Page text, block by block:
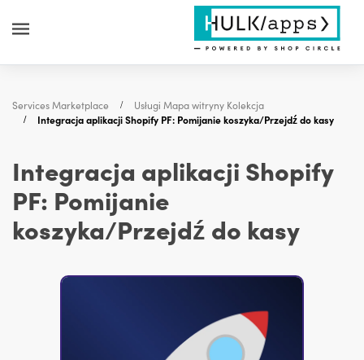
Services Marketplace
Usługi Mapa witryny Kolekcja
Integracja aplikacji Shopify PF: Pomijanie koszyka/Przejdź do kasy
Integracja aplikacji Shopify
PF: Pomijanie
koszyka/Przejdź do kasy